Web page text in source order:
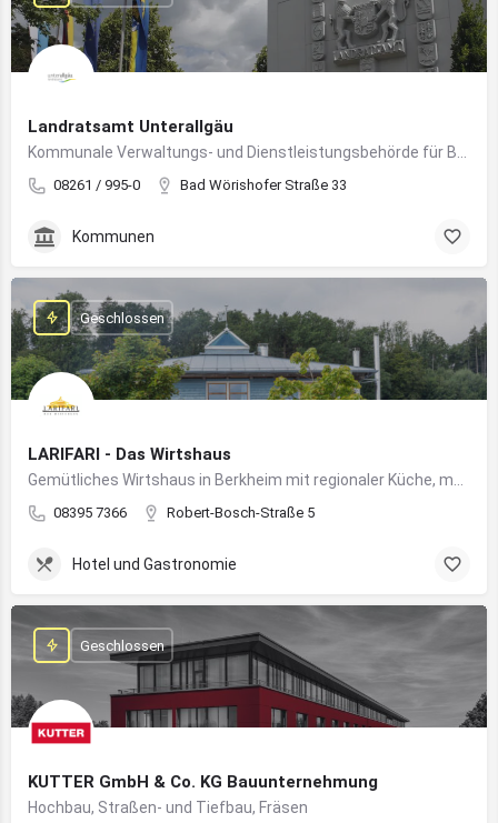
Landratsamt Unterallgäu
08261 / 995-0 Bad Wörishofer Straße 33
Kommunen
LARIFARI - Das Wirtshaus
08395 7366 Robert-Bosch-Straße 5
Geschlossen
Hotel und Gastronomie
KUTTER GmbH & Co. KG Bauunternehmung
Hochbau, Straßen- und Tiefbau, Fräsen
Geschlossen